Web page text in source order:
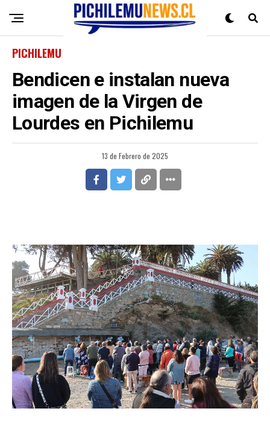
PICHILEMU
Bendicen e instalan nueva
imagen de la Virgen de
Lourdes en Pichilemu
13 de Febrero de 2025